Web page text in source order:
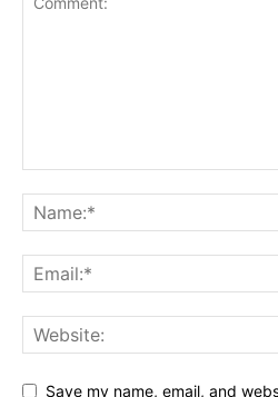
Save my name, email, and